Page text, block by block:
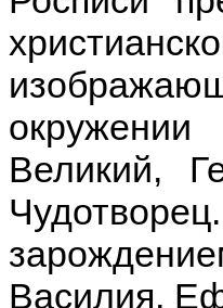
Великий,
Василия,